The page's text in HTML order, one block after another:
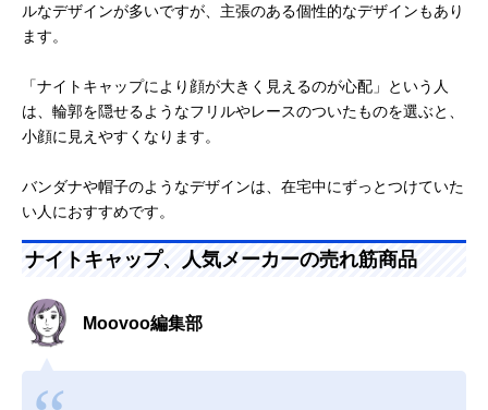
ルなデザインが多いですが、主張のある個性的なデザインもあり
ます。
「ナイトキャップにより顔が大きく見えるのが心配」という人
は、輪郭を隠せるようなフリルやレースのついたものを選ぶと、
小顔に見えやすくなります。
バンダナや帽子のようなデザインは、在宅中にずっとつけていた
い人におすすめです。
ナイトキャップ、人気メーカーの売れ筋商品
Moovoo編集部